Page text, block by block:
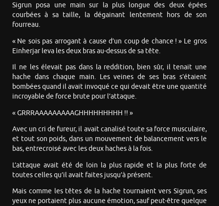
Sigrun posa une main sur la plus longue des deux épées
courbées à sa taille, la dégainant lentement hors de son
fourreau.
« Ne sois pas arrogant à cause d’un coup de chance ! » Le gros
Einherjar leva les deux bras au-dessus de sa tête.
Il ne les élevait pas dans la reddition, bien sûr, il tenait une
hache dans chaque main. Les veines de ses bras s’étaient
bombées quand il avait invoqué ce qui devait être une quantité
incroyable de force brute pour l’attaque.
« GRRRAAAAAAAAAGHHHHHHHHH !! »
Avec un cri de fureur, il avait canalisé toute sa force musculaire,
et tout son poids, dans un mouvement de balancement vers le
bas, entrecroisé avec les deux haches à la fois.
L’attaque avait été de loin la plus rapide et la plus forte de
toutes celles qu’il avait faites jusqu’à présent.
Mais comme les têtes de la hache tournaient vers Sigrun, ses
yeux ne portaient plus aucune émotion, sauf peut-être quelque